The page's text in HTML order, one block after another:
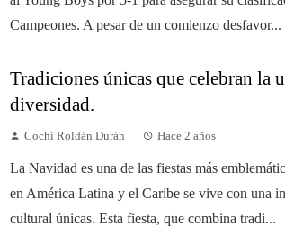
Campeones. A pesar de un comienzo desfavor...
Tradiciones únicas que celebran la
diversidad.
Cochi Roldán Durán Hace 2 años
La Navidad es una de las fiestas más
en América Latina y el Caribe se vive con una
cultural únicas. Esta fiesta, que combina tradi...